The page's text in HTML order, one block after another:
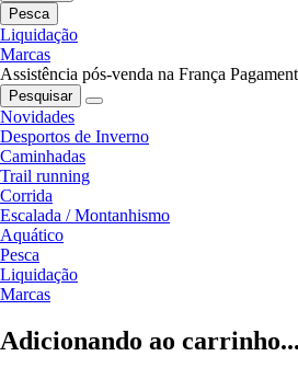
Pesca
Liquidação
Marcas
Assistência pós-venda na França
Pesquisar
Novidades
Desportos de Inverno
Caminhadas
Trail running
Corrida
Escalada / Montanhismo
Aquático
Pesca
Liquidação
Marcas
Adicionando ao carrinho...